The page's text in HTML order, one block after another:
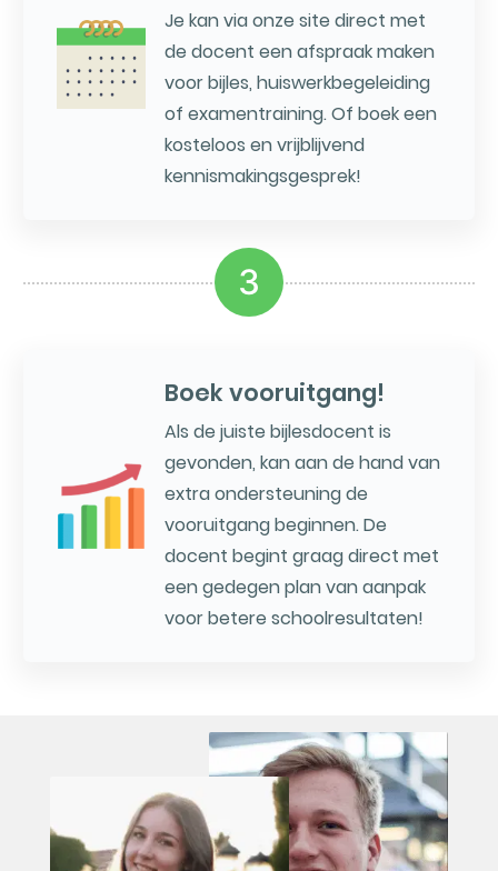
Je kan via onze site direct met
de docent een afspraak maken
voor bijles, huiswerkbegeleiding
of examentraining. Of boek een
kosteloos en vrijblijvend
kennismakingsgesprek!
3
Boek vooruitgang!
Als de juiste bijlesdocent is
gevonden, kan aan de hand van
extra ondersteuning de
vooruitgang beginnen. De
docent begint graag direct met
een gedegen plan van aanpak
voor betere schoolresultaten!